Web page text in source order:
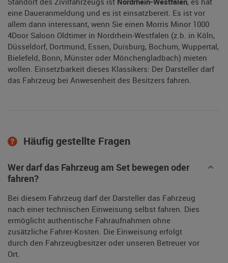
eine Daueranmeldung und es ist einsatzbereit. Es ist vor
allem dann interessant, wenn Sie einen Morris Minor 1000
4Door Saloon Oldtimer in Nordrhein-Westfalen (z.b. in Köln,
Düsseldorf, Dortmund, Essen, Duisburg, Bochum, Wuppertal,
Bielefeld, Bonn, Münster oder Mönchengladbach) mieten
wollen. Einsetzbarkeit dieses Klassikers: Der Darsteller darf
das Fahrzeug bei Anwesenheit des Besitzers fahren.
Häufig gestellte Fragen
Wer darf das Fahrzeug am Set bewegen oder
fahren?
Bei diesem Fahrzeug darf der Darsteller das Fahrzeug
nach einer technischen Einweisung selbst fahren. Dies
ermöglicht authentische Fahraufnahmen ohne
zusätzliche Fahrer-Kosten. Die Einweisung erfolgt
durch den Fahrzeugbesitzer oder unseren Betreuer vor
Ort.